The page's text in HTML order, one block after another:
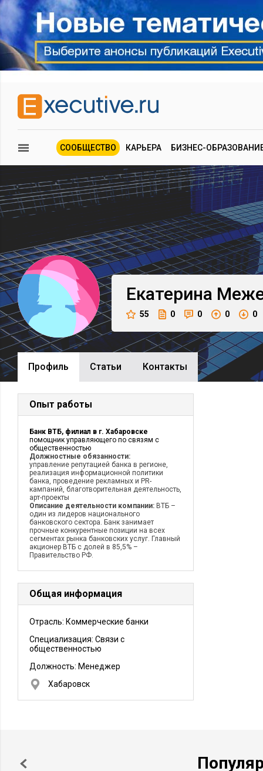
СООБЩЕСТВО КАРЬЕРА БИЗНЕС-
Екатерина
55 0 0 0 0
Профиль Cтатьи Контакты
Опыт работы
Банк ВТБ, филиал в г. Хабаровске
помощник управляющего по связям с
общественностью
Должностные обязанности:
управление репутацией банка в регионе,
реализация информационной политики
банка, проведение рекламных и PR-
кампаний, благотворительная деятельность,
арт-проекты
Описание деятельности компании: ВТБ –
один из лидеров национального
банковского сектора. Банк занимает
прочные конкурентные позиции на всех
сегментах рынка банковских услуг. Главный
акционер ВТБ с долей в 85,5% –
Правительство РФ.
Общая информация
Отрасль: Коммерческие банки
Специализация: Связи с
общественностью
Должность: Менеджер
Хабаровск